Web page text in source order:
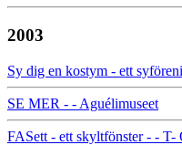
2003
Sy dig en kostym - ett
SE MER - - Aguélimuseet
FASett - ett skyltfönster - - T-